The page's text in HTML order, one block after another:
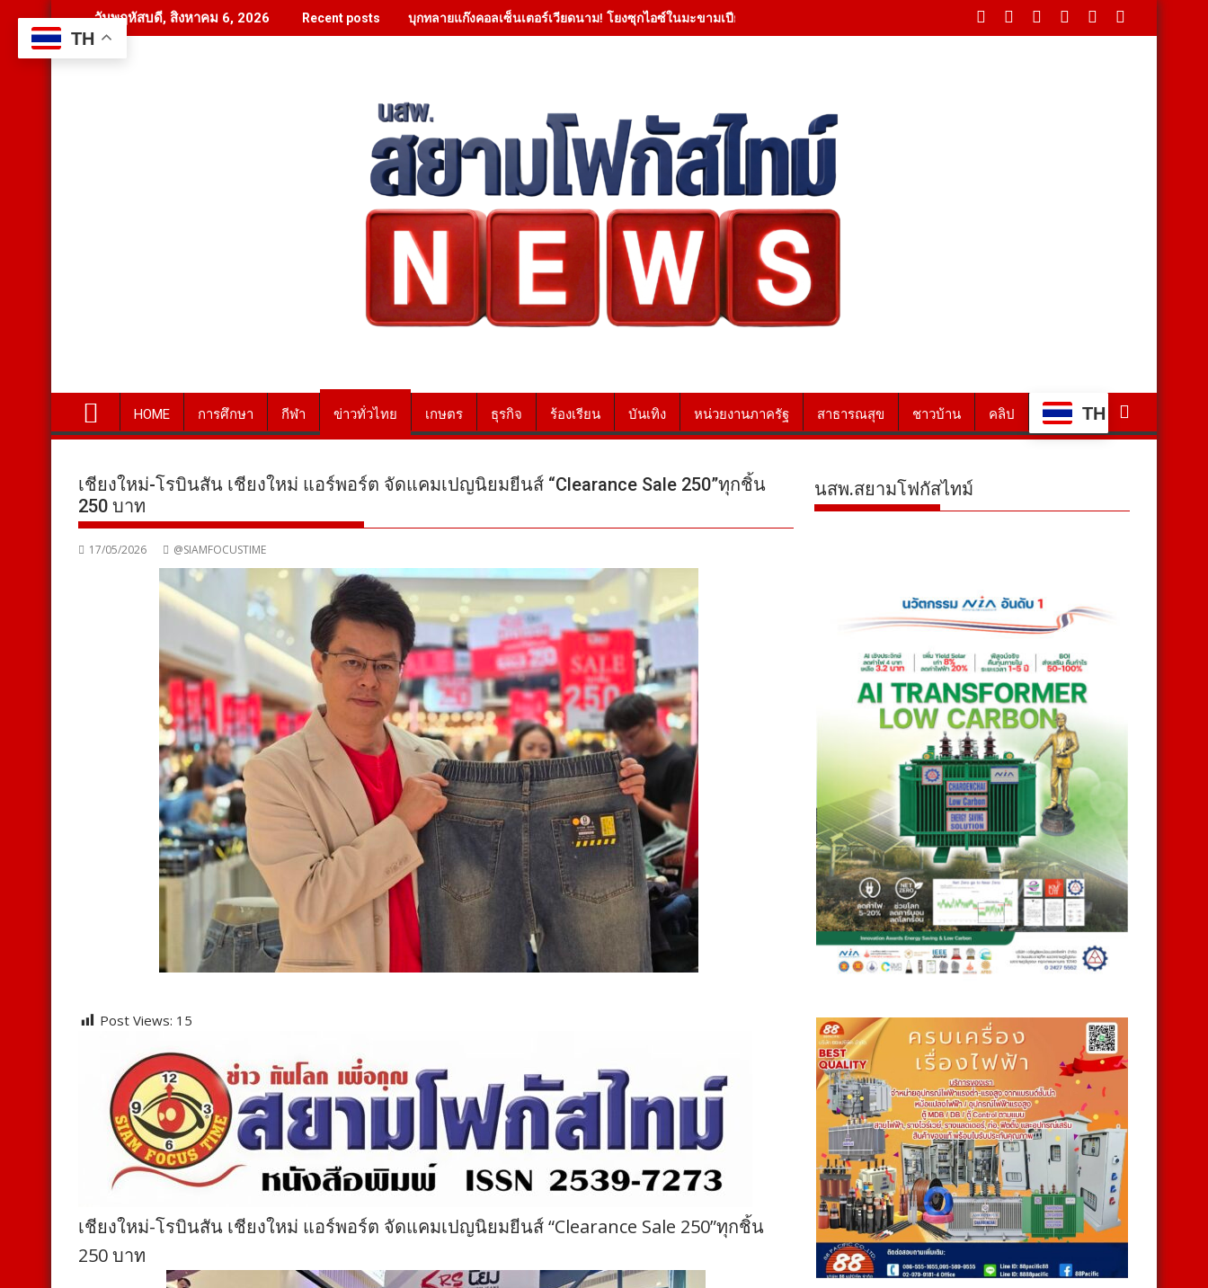
to
content
วันพฤหัสบดี, สิงหาคม 6, 2026 Recent posts บุกทลายแก๊งคอลเซ็นเตอร์เวียดนาม! โยงซุกไอซ์ในมะขามเปียกยึดทองกว่า 40 บาท-ไอโฟนเพียบ สาวหอบเงิน 1.5 แสนติดสินบนตำรวจ สุดท้ายโดน
HOME การศึกษา กีฬา ข่าวทั่วไทย เกษตร ธุรกิจ ร้องเรียน บันเทิง หน่วยงานภาครัฐ สาธารณสุข ชาวบ้าน คลิป TH
เชียงใหม่-โรบินสัน เชียงใหม่ แอร์พอร์ต จัดแคมเปญนิยมยีนส์ “Clearance Sale 250”ทุกชิ้น
250 บาท
17/05/2026 @SIAMFOCUSTIME
Post Views: 15
เชียงใหม่-โรบินสัน เชียงใหม่ แอร์พอร์ต จัดแคมเปญนิยมยีนส์ “Clearance Sale 250”ทุกชิ้น
250 บาท
นสพ.สยามโฟกัสไทม์
TH